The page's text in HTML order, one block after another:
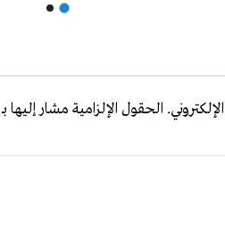
الحقول الإلزامية مشار إليها بـ